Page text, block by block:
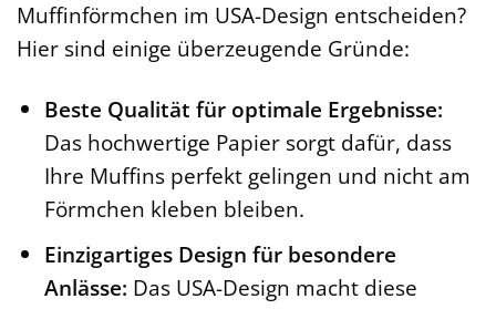
Muffinförmchen im USA-Design entscheiden?
Hier sind einige überzeugende Gründe:
Beste Qualität für optimale Ergebnisse:
Das hochwertige Papier sorgt dafür, dass
Ihre Muffins perfekt gelingen und nicht am
Förmchen kleben bleiben.
Einzigartiges Design für besondere
Anlässe: Das USA-Design macht diese